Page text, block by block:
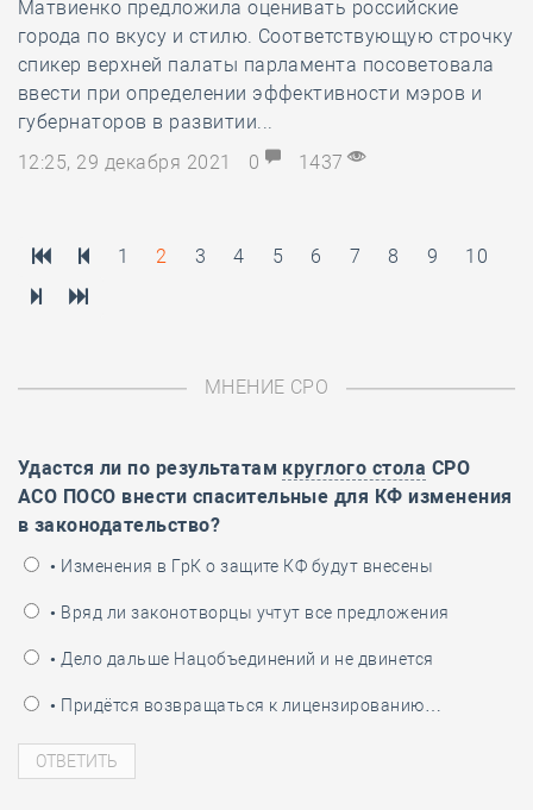
Матвиенко предложила оценивать российские
города по вкусу и стилю. Соответствующую строчку
спикер верхней палаты парламента посоветовала
ввести при определении эффективности мэров и
губернаторов в развитии...
12:25, 29 декабря 2021
0 1437
1 2 3 4 5 6 7 8 9 10
МНЕНИЕ СРО
Удастся ли по результатам круглого стола СРО
АСО ПОСО внести спасительные для КФ изменения
в законодательство?
• Изменения в ГрК о защите КФ будут внесены
• Вряд ли законотворцы учтут все предложения
• Дело дальше Нацобъединений и не двинется
• Придётся возвращаться к лицензированию…